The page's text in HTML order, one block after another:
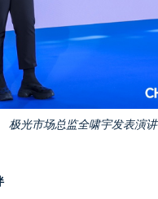
极光市场总监全啸宇发表演讲